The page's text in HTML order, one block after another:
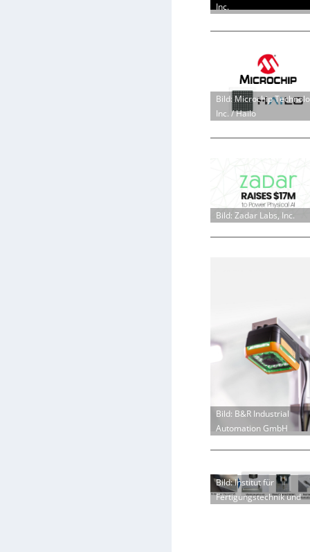
Inc.
Bild: Microchip
Inc. / Hailo
Bild: Zadar Labs, Inc.
Bild: B&R Industrial
Automation GmbH
Bild: Institut für
Fertigungstechnik und